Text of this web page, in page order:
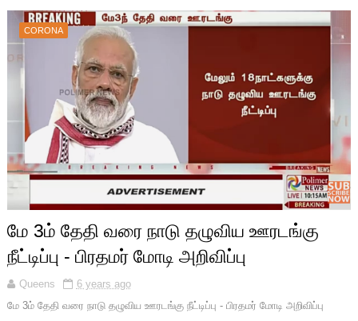
CORONA
மே 3ம் தேதி வரை நாடு தழுவிய ஊரடங்கு
நீட்டிப்பு - பிரதமர் மோடி அறிவிப்பு
Queens
6 years ago
மே 3ம் தேதி வரை நாடு தழுவிய ஊரடங்கு நீட்டிப்பு - பிரதமர் மோடி அறிவிப்பு